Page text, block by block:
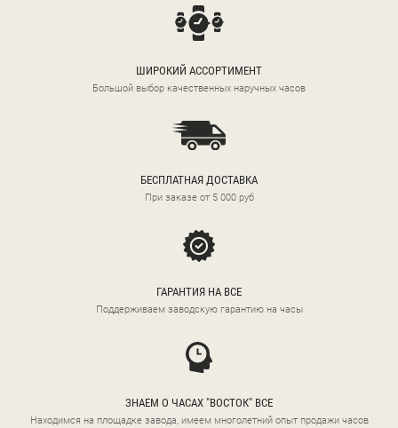
ШИРОКИЙ АССОРТИМЕНТ
Большой выбор качественных наручных часов
БЕСПЛАТНАЯ ДОСТАВКА
При заказе от 5 000 руб
ГАРАНТИЯ НА ВСЕ
Поддерживаем заводскую гарантию на часы
ЗНАЕМ О ЧАСАХ "ВОСТОК" ВСЕ
Находимся на площадке завода, имеем многолетний опыт продажи часов